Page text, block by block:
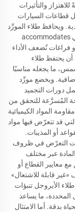
والتأثيرات
قطاعات السيارات
ويحافظ طلاء المورِّد
على مرونته عبر نطاق واسع من درجات الحرارة، لي accommodates
فراغات تُضعف الأداء
يحتفظ طلاء
ما يجعله مناسبًا
ويخضع مورِّد
دورات التجميد
المُسرَّعة للتحقق من
المواد الكيميائية
قد تتعرّض فيها مواد
أو المذيبات.
التعرّض في ظروف
عبر مختلف
معايير القطاع أو
قابلة للاشتعال»
الأيروجل تنبؤات
ما يساعد
بدقة. أما الامتثال